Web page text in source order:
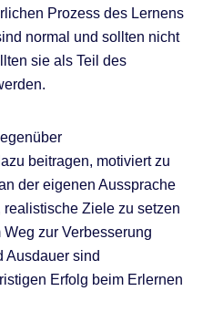
Prozess des Lernens
normal und sollten nicht
sie als Teil des
beitragen, motiviert zu
der eigenen Aussprache
Ziele zu setzen
zur Verbesserung
Ausdauer sind
Erfolg beim Erlernen